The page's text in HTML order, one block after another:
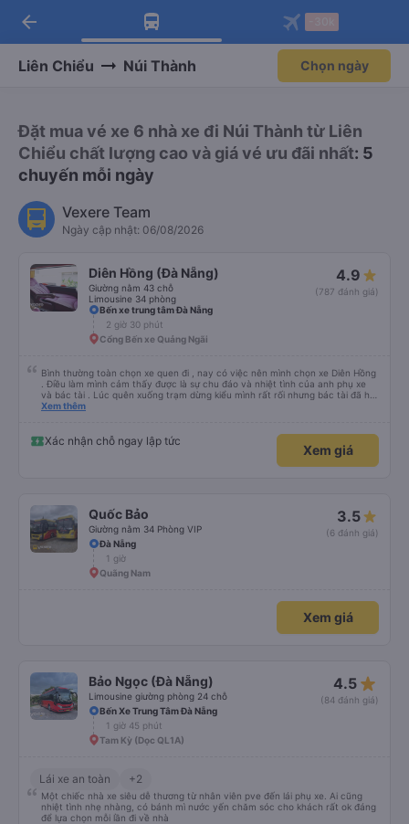
Tải app Vexere ngay!
Nhận ưu đãi thành viên độc
Mở app
Tải app Vexere
-30k/ghế khi đặt vé máy bay qua
Mở app
arrow_back
Liên Chiểu Núi Thành Chọn ngày
Đặt mua vé xe 6 nhà xe đi Núi Thành từ Liên
Chiểu chất lượng cao và giá vé ưu đãi nhất: 5
chuyến mỗi ngày
Vexere Team
Ngày cập nhật: 06/08/2026
Diên Hồng (Đà Nẵng)
Giường nằm 43 chỗ
Limousine 34 phòng
4.9
(787 đánh giá)
Bến xe trung tâm Đà Nẵng
2 giờ 30 phút
Cổng Bến xe Quảng Ngãi
Bình thường toàn chọn xe quen đi , nay có việc nên mình chọn xe Diên Hồng
. Điều làm mình cảm thấy được là sự chu đáo và nhiệt tình của anh phụ xe
và bác tài . Lúc quên xuống trạm dừng kiểu mình rất rối nhưng bác tài đã hỗ
trợ mình về tận nhà . 10 điểm chất lượng 🥰
Xem thêm
Xác nhận chỗ ngay lập tức
Xem giá
Quốc Bảo
Giường nằm 34 Phòng VIP
3.5
(6 đánh giá)
Đà Nẵng
1 giờ
Quãng Nam
Xem giá
Bảo Ngọc (Đà Nẵng)
Limousine giường phòng 24 chỗ
4.5 star_rate
(84 đánh giá)
Bến Xe Trung Tâm Đà Nẵng
1 giờ 45 phút
Tam Kỳ (Dọc QL1A)
Lái xe an toàn +2
Một chiếc nhà xe siêu dễ thương từ nhân viên pve đến lái phụ xe. Ai cũng
nhiệt tình nhẹ nhàng, có bánh mì nước yến chăm sóc cho khách rất ok đáng
để lựa chọn mỗi lần đi về nhà